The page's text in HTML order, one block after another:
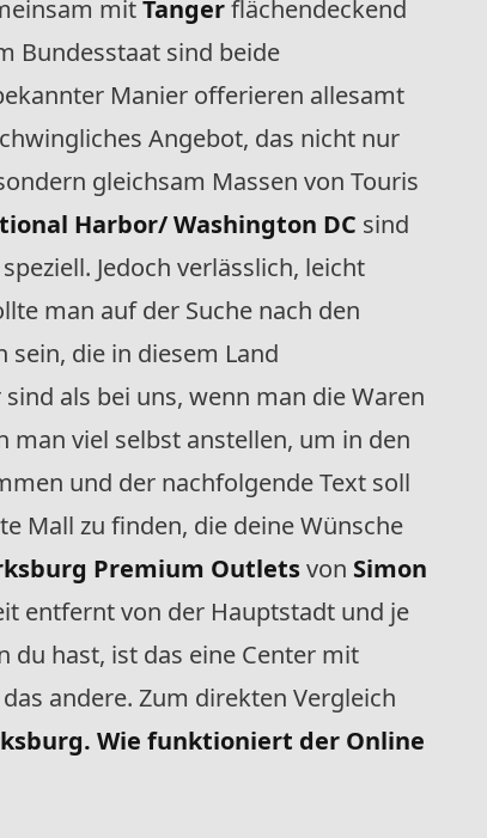
mitTangerflächendeckend
Bundesstaat sind beide
Manier offerieren allesamt
Angebot, das nicht nur
gleichsam Massen von Touris
Harbor/ Washington DC sind
Jedoch verlässlich, leicht
man auf der Suche nach den
sein, die in diesem Land
als bei uns, wenn man die Waren
man viel selbst anstellen, um in den
und der nachfolgende Text soll
Mall zu finden, die deine Wünsche
Premium Outletsvon Simon
entfernt von der Hauptstadt und je
du hast, ist das eine Center mit
andere. Zum direkten Vergleich
Wie funktioniert der Online